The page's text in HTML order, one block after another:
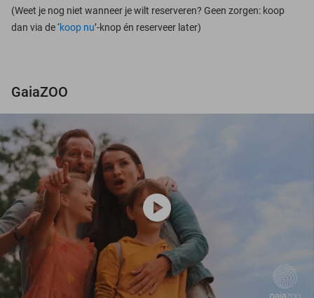
(Weet je nog niet wanneer je wilt reserveren? Geen zorgen: koop
dan via de ‘koop nu’-knop én reserveer later)
GaiaZOO
play_circle